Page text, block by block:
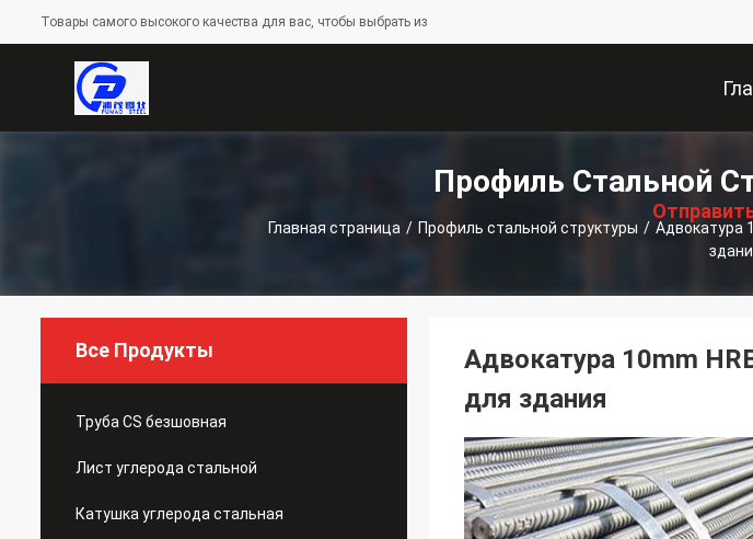
Товары самого высокого качества для вас, чтобы выбрать из
述
Профиль Стальной
Главная страница / Профиль стальной структуры / Адвокатура
Все Продукты
Труба CS безшовная
Лист углерода стальной
Катушка углерода стальная
Адвокатура 10mm
для здания